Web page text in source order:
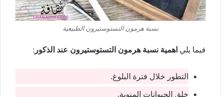
نسبة هرمون التستوستيرون الطبيعية
فيما يلي اهمية نسبة هرمون التستوستيرون عند الذكور :
التطور خلال فترة البلوغ.
خلق الحيوانات المنوية.